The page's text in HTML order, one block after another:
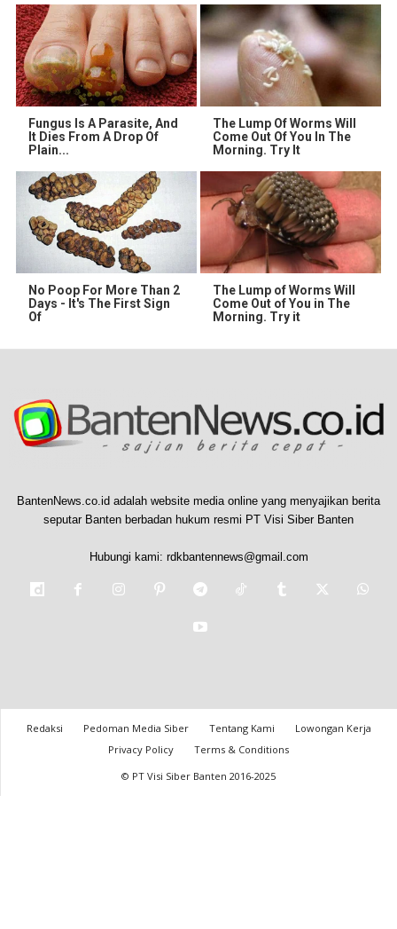
Fungus Is A Parasite, And
It Dies From A Drop Of
Plain...
The Lump Of Worms Will
Come Out Of You In The
Morning. Try It
No Poop For More Than 2
Days - It's The First Sign
Of
The Lump of Worms Will
Come Out of You in The
Morning. Try it
BantenNews.co.id adalah website media online yang menyajikan berita
seputar Banten berbadan hukum resmi PT Visi Siber Banten
Hubungi kami: rdkbantennews@gmail.com
Redaksi Pedoman Media Siber Tentang Kami
Lowongan Kerja
Privacy Policy
Terms & Conditions
© PT Visi Siber Banten 2016-2025